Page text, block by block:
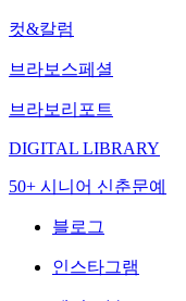
컷&칼럼
브라보스페셜
브라보리포트
DIGITAL LIBRARY
50+ 시니어 신춘문예
블로그
인스타그램